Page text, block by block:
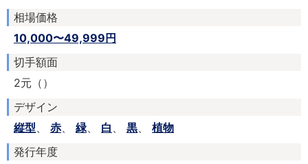
相場価格
10,000〜49,999円
切手額面
2元（）
デザイン
縦型
赤 緑 白 黒
植物
発行年度